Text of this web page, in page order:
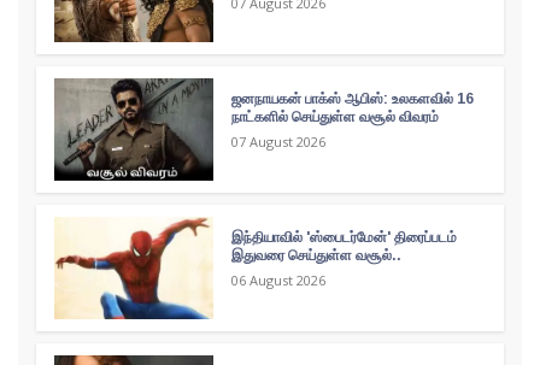
ஜனநாயகன் பாக்ஸ் ஆபிஸ்: உலகளவில் 16
நாட்களில் செய்துள்ள வசூல் விவரம்
07 August 2026
இந்தியாவில் 'ஸ்பைடர்மேன்' திரைப்படம்
இதுவரை செய்துள்ள வசூல்..
06 August 2026